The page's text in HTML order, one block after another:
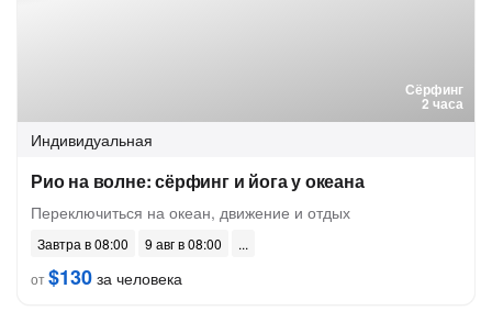
Сёрфинг
2 часа
Индивидуальная
Рио на волне: сёрфинг и йога у океана
Переключиться на океан, движение и отдых
Завтра в 08:00
9 авг в 08:00
от$130 за человека